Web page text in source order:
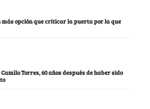
más opción que criticar la puerta por la que
Torres, 60 años después de haber sido